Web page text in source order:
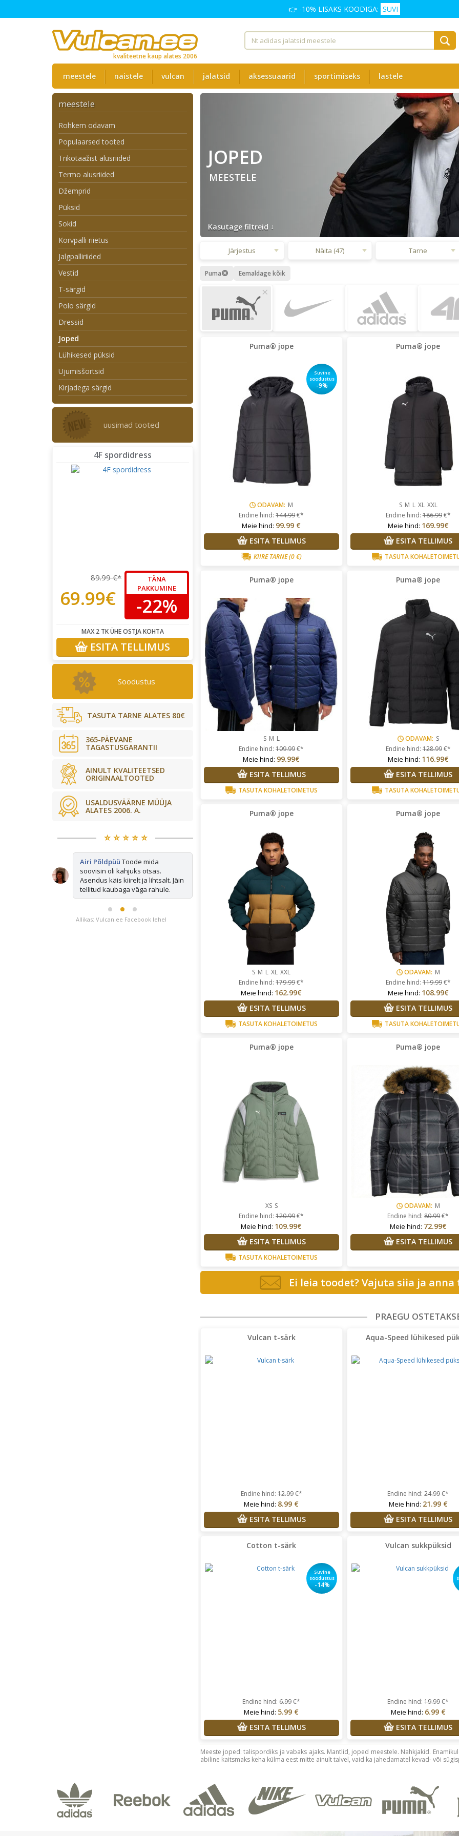
👉 -10% LISAKS KOODIGA: SUVI
kvaliteetne kaup alates 2006
meestele naistele vulcan jalatsid aksessuaarid sportimiseks lastele
meestele
Rohkem odavam
Populaarsed tooted
Trikotaažist alusriided
Termo alusriided
Džemprid
Püksid
Sokid
Korvpalli riietus
Jalgpalliriided
Vestid
T-särgid
Polo särgid
Dressid
Joped
Lühikesed püksid
Ujumisšortsid
Kirjadega särgid
uusimad tooted
4F spordidress
89.99 €*
69.99€
TÄNA
PAKKUMINE
-22%
MAX 2 TK ÜHE OSTJA KOHTA
ESITA TELLIMUS
Soodustus
TASUTA TARNE ALATES 80€
365-PÄEVANE
TAGASTUSGARANTII
AINULT KVALITEETSED
ORIGINAALTOOTED
USALDUSVÄÄRNE MÜÜJA
ALATES 2006. A.
⭐️ ⭐️ ⭐️ ⭐️ ⭐️
Airi Põldpüü Toode mida
soovisin oli kahjuks otsas.
Asendus käis kiirelt ja lihtsalt. Jäin
tellitud kaubaga väga rahule.
Mihkel LeinsaarKõik tooted, mis
ostsin sobisid mulle väga hästi
Helena Ja IvarTooted mida
soovisin olid kahjuks otsas ja
sain oma raha ilusti kiirelt tagasi.
Allikas: Vulcan.ee Facebook lehel
Kasutage filtreid ↓
JOPED
MEESTELE
Järjestus Näita (47) Tarne
Puma Eemaldage kõik
×
Puma® jope
Suvine
soodustus
-9%
ODAVAM: M
Endine hind:144.99€*
Meie hind: 99.99 €
ESITA TELLIMUS
KIIRE TARNE(0 €)
Puma® jope
S M L XL XXL
Endine hind:186.99€*
Meie hind: 169.99€
ESITA TELLIMUS
TASUTA
Puma® jope
S M L
Endine hind:109.99€*
Meie hind: 99.99€
ESITA TELLIMUS
TASUTA KOHALETOIMETUS
Puma® jope
ODAVAM: S
Endine hind:128.99€*
Meie hind: 116.99€
ESITA TELLIMUS
TASUTA
Puma® jope
S M L XL XXL
Endine hind:179.99€*
Meie hind: 162.99€
ESITA TELLIMUS
TASUTA KOHALETOIMETUS
Puma® jope
ODAVAM: M
Endine hind:119.99€*
Meie hind: 108.99€
ESITA TELLIMUS
TASUTA
Puma® jope
XS S
Endine hind:120.99€*
Meie hind: 109.99€
ESITA TELLIMUS
TASUTA KOHALETOIMETUS
Puma® jope
ODAVAM: M
Endine hind:80.99€*
Meie hind: 72.99€
ESITA TELLIMUS
Ei leia toodet? Vajuta siia ja
PRAEGU
Vulcan t-särk
Endine hind:12.99€*
Meie hind: 8.99 €
ESITA TELLIMUS
Aqua-Speed lühikesed
Endine hind:24.99€*
Meie hind: 21.99 €
ESITA TELLIMUS
Cotton t-särk
Suvine
soodustus
-14%
Endine hind:6.99€*
Meie hind: 5.99 €
ESITA TELLIMUS
Vulcan sukkpüksid
Endine hind:19.99€*
Meie hind: 6.99 €
ESITA TELLIMUS
Meeste joped: talispordiks ja vabaks ajaks. Mantlid, joped meestele. Nahkjakid.
abiline kaitsmaks keha külma eest mitte ainult talvel, vaid ka jahedamatel kevad- või